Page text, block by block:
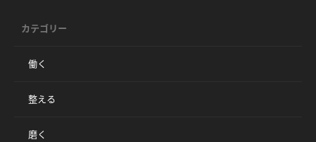
カテゴリー
働く
整える
磨く